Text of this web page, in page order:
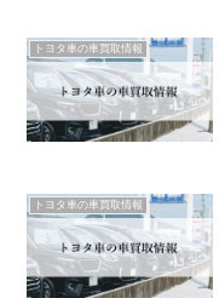
トヨタ車の車買取情報
トヨタ車の車買取情報